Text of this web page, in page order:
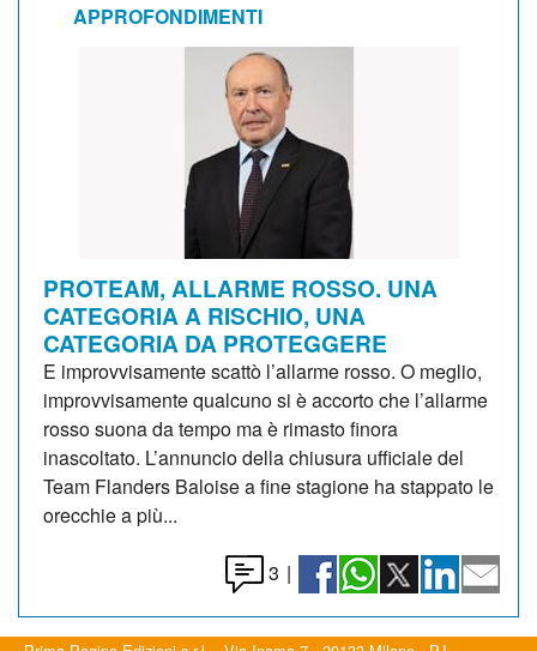
APPROFONDIMENTI
PROTEAM, ALLARME ROSSO. UNA
CATEGORIA A RISCHIO, UNA
CATEGORIA DA PROTEGGERE
E improvvisamente scattò l’allarme rosso. O meglio,
improvvisamente qualcuno si è accorto che l’allarme
rosso suona da tempo ma è rimasto finora
inascoltato. L’annuncio della chiusura ufficiale del
Team Flanders Baloise a fine stagione ha stappato le
orecchie a più...
3 |